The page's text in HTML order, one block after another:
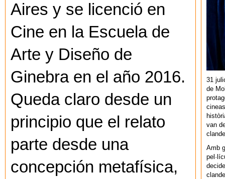
Aires y se licenció en
Cine en la Escuela de
Arte y Diseño de
Ginebra en el año 2016.
Queda claro desde un
principio que el relato
parte desde una
concepción metafísica,
31
de
van
Amb